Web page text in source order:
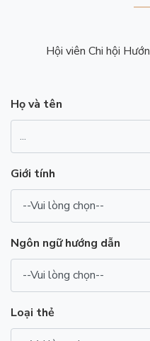
Hội viên Chi hội
Họ và tên
Giới tính
Ngôn ngữ hướng dẫn
Loại thẻ